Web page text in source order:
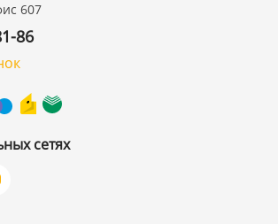
607
86
сетях